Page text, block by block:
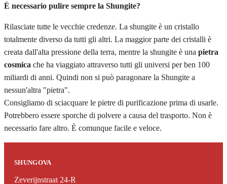
È necessario pulire sempre la Shungite?
Rilasciate tutte le vecchie credenze. La shungite è un cristallo
totalmente diverso da tutti gli altri. La maggior parte dei cristalli è
creata dall'alta pressione della terra, mentre la shungite è una pietra
cosmica che ha viaggiato attraverso tutti gli universi per ben 100
miliardi di anni. Quindi non si può paragonare la Shungite a
nessun'altra "pietra".
Consigliamo di sciacquare le pietre di purificazione prima di usarle.
Potrebbero essere sporche di polvere a causa del trasporto. Non è
necessario fare altro. È comunque facile e veloce.
SHUNGOVA
Zeverijnstraat 24-R